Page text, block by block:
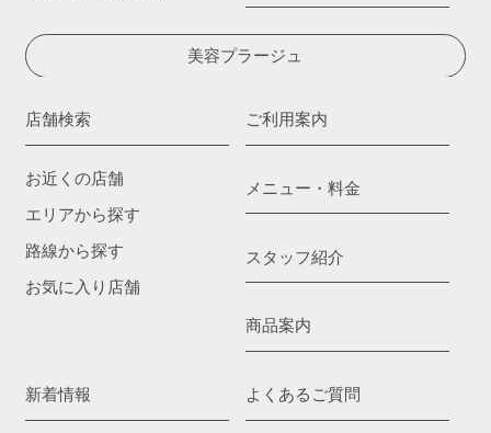
美容プラージュ
店舗検索
お近くの店舗
エリアから探す
路線から探す
お気に入り店舗
ご利用案内
メニュー・料金
スタッフ紹介
商品案内
新着情報 よくあるご質問